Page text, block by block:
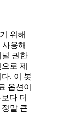
위해
용해
권한
로 제
. 이 봇
옵션이
다 더
말 큰